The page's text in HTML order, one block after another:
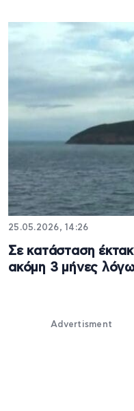
25.05.2026, 14:26
Σε κατάσταση
ακόμη 3 μήνες
Advertisment